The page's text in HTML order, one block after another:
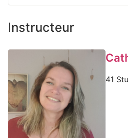
Instructeur
41